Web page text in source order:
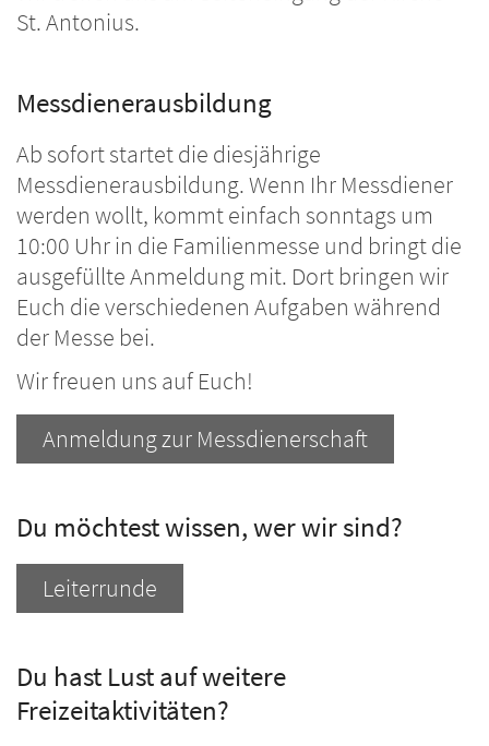
St. Antonius.
Messdienerausbildung
Ab sofort startet die diesjährige
Messdienerausbildung. Wenn Ihr Messdiener
werden wollt, kommt einfach sonntags um
10:00 Uhr in die Familienmesse und bringt die
ausgefüllte Anmeldung mit. Dort bringen wir
Euch die verschiedenen Aufgaben während
der Messe bei.
Wir freuen uns auf Euch!
Anmeldung zur Messdienerschaft
Du möchtest wissen, wer wir sind?
Leiterrunde
Du hast Lust auf weitere
Freizeitaktivitäten?